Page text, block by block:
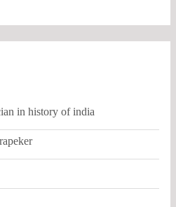
in history of india